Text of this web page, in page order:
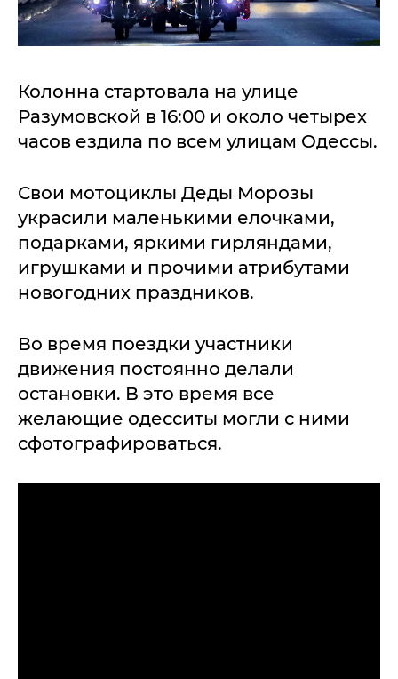
Колонна стартовала на улице
Разумовской в 16:00 и около четырех
часов ездила по всем улицам Одессы.
Свои мотоциклы Деды Морозы
украсили маленькими елочками,
подарками, яркими гирляндами,
игрушками и прочими атрибутами
новогодних праздников.
Во время поездки участники
движения постоянно делали
остановки. В это время все
желающие одесситы могли с ними
сфотографироваться.